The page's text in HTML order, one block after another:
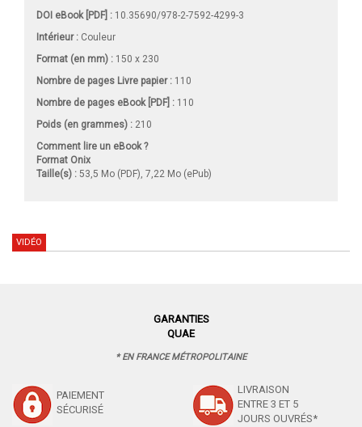
DOI eBook [PDF] : 10.35690/978-2-7592-4299-3
Intérieur : Couleur
Format (en mm) : 150 x 230
Nombre de pages Livre papier: 110
Nombre de pages eBook [PDF] : 110
Poids (en grammes) : 210
Comment lire un eBook ?
Format Onix
Taille(s) : 53,5 Mo (PDF), 7,22 Mo (ePub)
VIDÉO
GARANTIES
QUAE
* EN FRANCE MÉTROPOLITAINE
PAIEMENT
SÉCURISÉ
LIVRAISON
ENTRE 3 ET 5
JOURS OUVRÉS*